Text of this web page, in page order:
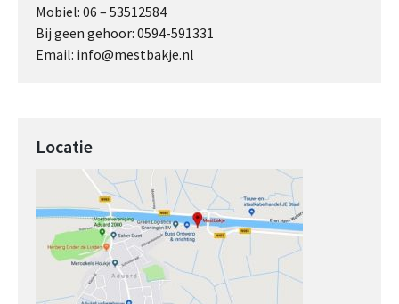
Mobiel: 06 – 53512584
Bij geen gehoor: 0594-591331
Email: info@mestbakje.nl
Locatie